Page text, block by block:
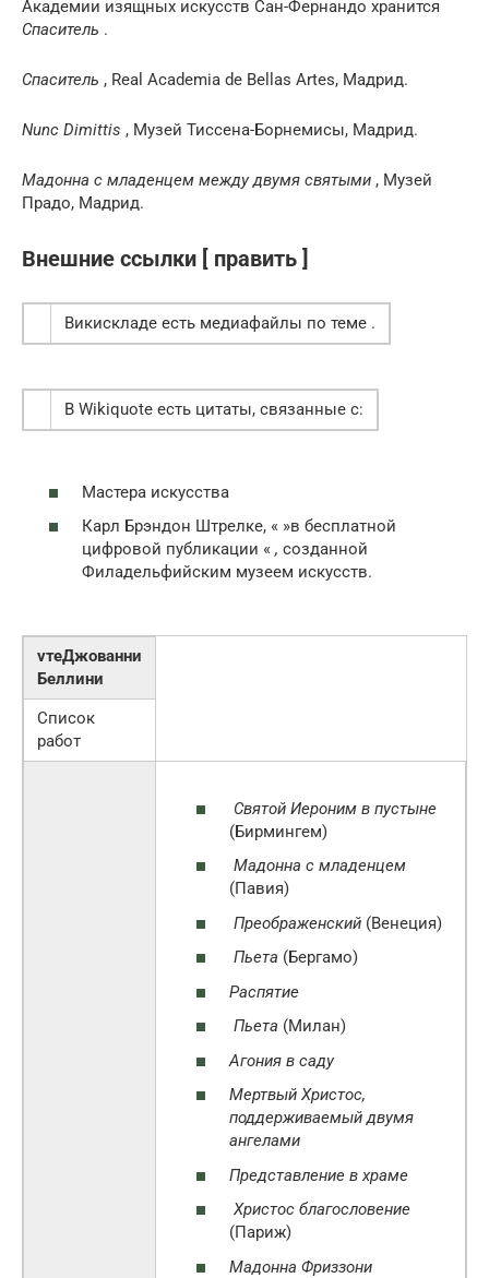
Академии изящных искусств Сан-Фернандо хранится
Спаситель .
Спаситель , Real Academia de Bellas Artes, Мадрид.
Nunc Dimittis , Музей Тиссена-Борнемисы, Мадрид.
Мадонна с младенцем между двумя святыми , Музей
Прадо, Мадрид.
Внешние ссылки [ править ]
Викискладе есть медиафайлы по теме .
В Wikiquote есть цитаты, связанные с:
Мастера искусства
Карл Брэндон Штрелке, « »в бесплатной
цифровой публикации « , созданной
Филадельфийским музеем искусств.
vтеДжованни
Беллини
Список
работ
Святой Иероним в пустыне
(Бирмингем)
Мадонна с младенцем
(Павия)
Преображенский (Венеция)
Пьета (Бергамо)
Распятие
Пьета (Милан)
Агония в саду
Мертвый Христос,
поддерживаемый двумя
ангелами
Представление в храме
Христос благословение
(Париж)
Мадонна Фриззони